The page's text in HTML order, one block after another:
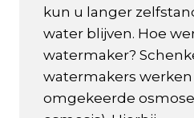
kun u langer
water blijven. Hoe
watermaker?
watermakers werken
omgekeerde